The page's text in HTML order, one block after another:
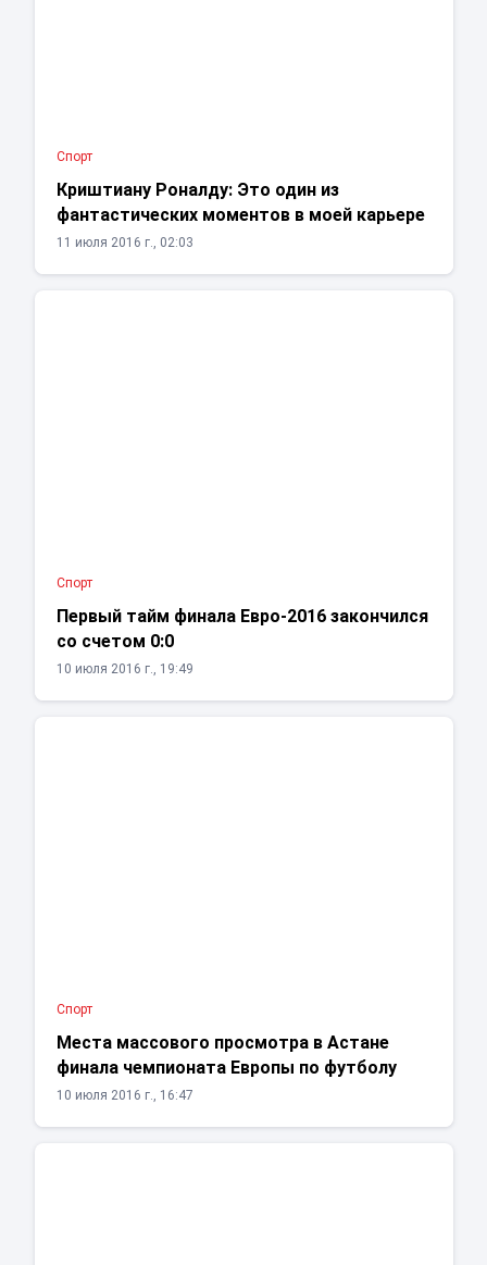
Спорт
Криштиану Роналду: Это один из
фантастических моментов в моей карьере
11 июля 2016 г., 02:03
Спорт
Первый тайм финала Евро-2016 закончился
со счетом 0:0
10 июля 2016 г., 19:49
Спорт
Места массового просмотра в Астане
финала чемпионата Европы по футболу
10 июля 2016 г., 16:47